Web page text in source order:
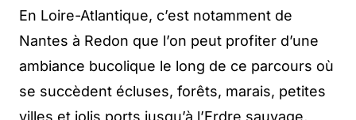
En Loire-Atlantique, c’est notamment de
Nantes à Redon que l’on peut profiter d’une
ambiance bucolique le long de ce parcours où
se succèdent écluses, forêts, marais, petites
villes et jolis ports jusqu’à l’Erdre sauvage,